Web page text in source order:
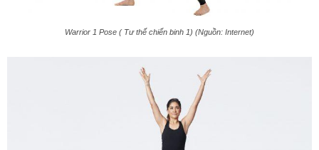
Warrior 1 Pose ( Tư thế chiến binh 1) (Nguồn: Internet)